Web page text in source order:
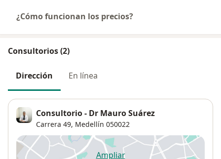
¿Cómo funcionan los precios?
Consultorios (2)
Dirección En línea
Consultorio - Dr Mauro Suárez
Carrera 49, Medellín 050022
Ampliar